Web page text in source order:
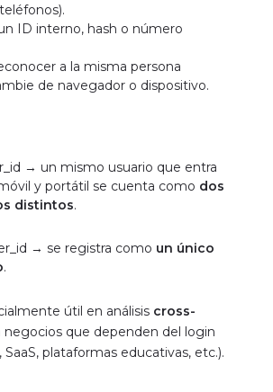
ID interno, hash o número
a la misma persona
de navegador o dispositivo.
→ un mismo usuario que entra
y portátil se cuenta como dos
distintos.
→ se registra como un único
.
útil en análisis cross-
negocios que dependen del login
plataformas educativas, etc.).